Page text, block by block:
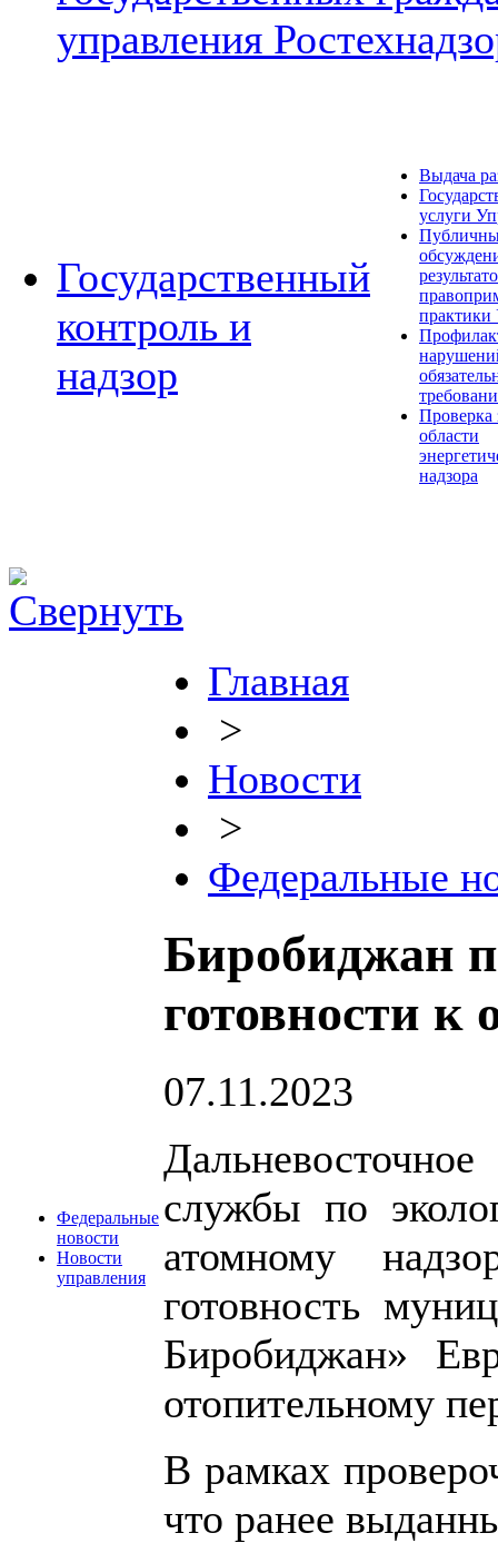
управления
Государственный
контроль и
надзор
Выдача
услуги
практики
Проверка
области
надзора
Федеральные
новости
Новости
управления
Главная
>
Новости
>
Федеральные
Биробиджан
готовности к
07.11.2023
службы по
атомному
готовность
Биробиджан»
отопительному
В рамках
что ранее